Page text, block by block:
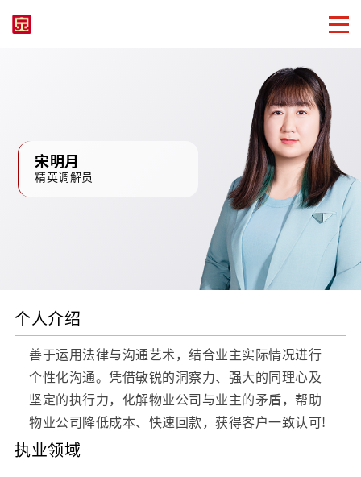
宋明月
精英调解员
个人介绍
善于运用法律与沟通艺术，结合业主实际情况进行
个性化沟通。凭借敏锐的洞察力、强大的同理心及
坚定的执行力，化解物业公司与业主的矛盾，帮助
物业公司降低成本、快速回款，获得客户一致认可!
执业领域